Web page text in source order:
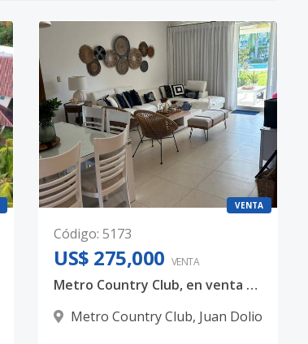
VENTA
Código: 5173
US$ 275,000 VENTA
Metro Country Club, en venta hermoso apartamento amueblado, con área social
Metro Country Club, Juan Dolio